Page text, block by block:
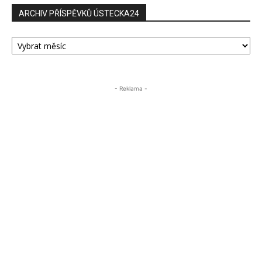
ARCHIV PŘÍSPĚVKŮ ÚSTECKA24
ARCHIV
PŘÍSPĚVKŮ
- Reklama -